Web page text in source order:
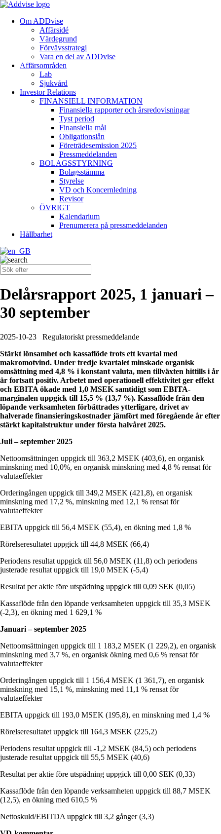
Om ADDvise
Affärsidé
Värdegrund
Förvävsstrategi
Vara en del av ADDvise
Affärsområden
Lab
Sjukvård
Investor Relations
FINANSIELL INFORMATION
Finansiella rapporter och årsredovisningar
Tyst period
Finansiella mål
Obligationslån
Företrädesemission 2025
Pressmeddelanden
BOLAGSSTYRNING
Bolagsstämma
Styrelse
VD och Koncernledning
Revisor
ÖVRIGT
Kalendarium
Prenumerera på pressmeddelanden
Hållbarhet
Delårsrapport 2025, 1 januari –
30 september
2025-10-23
Regulatoriskt pressmeddelande
Stärkt lönsamhet och kassaflöde trots ett kvartal med
makromotvind. Under tredje kvartalet minskade organisk
omsättning med 4,8 % i konstant valuta, men tillväxten hittills i år
är fortsatt positiv. Arbetet med operationell effektivitet ger effekt
och EBITA ökade med 1,0 MSEK samtidigt som EBITA-
marginalen uppgick till 15,5 % (13,7 %). Kassaflöde från den
löpande verksamheten förbättrades ytterligare, drivet av
halverade finansieringskostnader jämfört med föregående år efter
stärkt kapitalstruktur under första halvåret 2025.
Juli – september 2025
Nettoomsättningen uppgick till 363,2 MSEK (403,6), en organisk
minskning med 10,0%, en organisk minskning med 4,8 % rensat för
valutaeffekter
Orderingången uppgick till 349,2 MSEK (421,8), en organisk
minskning med 17,2 %, minskning med 12,1 % rensat för
valutaeffekter
EBITA uppgick till 56,4 MSEK (55,4), en ökning med 1,8 %
Rörelseresultatet uppgick till 44,8 MSEK (66,4)
Periodens resultat uppgick till 56,0 MSEK (11,8) och periodens
justerade resultat uppgick till 19,0 MSEK (-5,4)
Resultat per aktie före utspädning uppgick till 0,09 SEK (0,05)
Kassaflöde från den löpande verksamheten uppgick till 35,3 MSEK
(-2,3), en ökning med 1 629,1 %
Januari – september 2025
Nettoomsättningen uppgick till 1 183,2 MSEK (1 229,2), en organisk
minskning med 3,7 %, en organisk ökning med 0,6 % rensat för
valutaeffekter
Orderingången uppgick till 1 156,4 MSEK (1 361,7), en organisk
minskning med 15,1 %, minskning med 11,1 % rensat för
valutaeffekter
EBITA uppgick till 193,0 MSEK (195,8), en minskning med 1,4 %
Rörelseresultatet uppgick till 164,3 MSEK (225,2)
Periodens resultat uppgick till -1,2 MSEK (84,5) och periodens
justerade resultat uppgick till 55,5 MSEK (40,6)
Resultat per aktie före utspädning uppgick till 0,00 SEK (0,33)
Kassaflöde från den löpande verksamheten uppgick till 88,7 MSEK
(12,5), en ökning med 610,5 %
Nettoskuld/EBITDA uppgick till 3,2 gånger (3,3)